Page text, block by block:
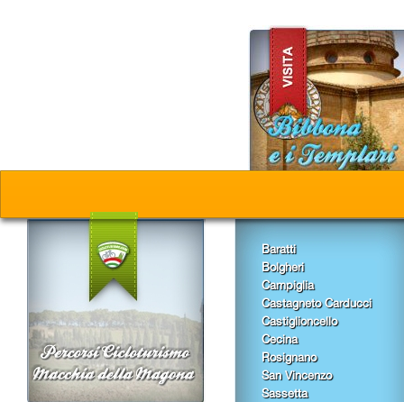
Baratti
Bolgheri
Campiglia
Castagneto Carducci
Castiglioncello
Cecina
Rosignano
San Vincenzo
Sassetta